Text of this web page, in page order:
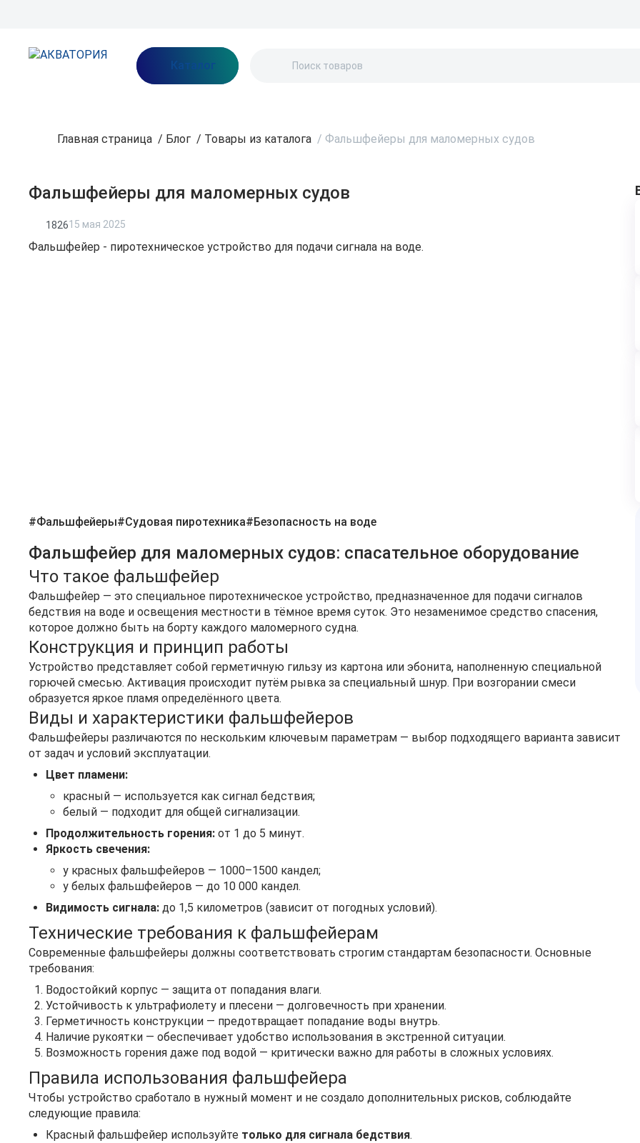
Каталог
Главная страница / Блог / Товары из каталога / Фальшфейеры для маломерных судов
Фальшфейеры для маломерных судов
Фальшфейер - пиротехническое устройство для подачи сигнала на воде.
#Фальшфейеры#Судовая пиротехника#Безопасность на воде
Фальшфейер для маломерных судов: спасательное оборудование
Что такое фальшфейер
Фальшфейер — это специальное пиротехническое устройство, предназначенное для подачи сигналов
бедствия на воде и освещения местности в тёмное время суток. Это незаменимое средство спасения,
которое должно быть на борту каждого маломерного судна.
Конструкция и принцип работы
Устройство представляет собой герметичную гильзу из картона или эбонита, наполненную специальной
горючей смесью. Активация происходит путём рывка за специальный шнур. При возгорании смеси
образуется яркое пламя определённого цвета.
Виды и характеристики фальшфейеров
Фальшфейеры различаются по нескольким ключевым параметрам — выбор подходящего варианта зависит
от задач и условий эксплуатации.
Цвет пламени:
красный — используется как сигнал бедствия;
белый — подходит для общей сигнализации.
Продолжительность горения: от 1 до 5 минут.
Яркость свечения:
у красных фальшфейеров — 1000–1500 кандел;
у белых фальшфейеров — до 10 000 кандел.
Видимость сигнала: до 1,5 километров (зависит от погодных условий).
Технические требования к фальшфейерам
Современные фальшфейеры должны соответствовать строгим стандартам безопасности. Основные
требования:
Водостойкий корпус — защита от попадания влаги.
Устойчивость к ультрафиолету и плесени — долговечность при хранении.
Герметичность конструкции — предотвращает попадание воды внутрь.
Наличие рукоятки — обеспечивает удобство использования в экстренной ситуации.
Возможность горения даже под водой — критически важно для работы в сложных условиях.
Правила использования фальшфейера
Чтобы устройство сработало в нужный момент и не создало дополнительных рисков, соблюдайте
следующие правила:
Красный фальшфейер используйте только для сигнала бедствия.
15 мая 2025
1826